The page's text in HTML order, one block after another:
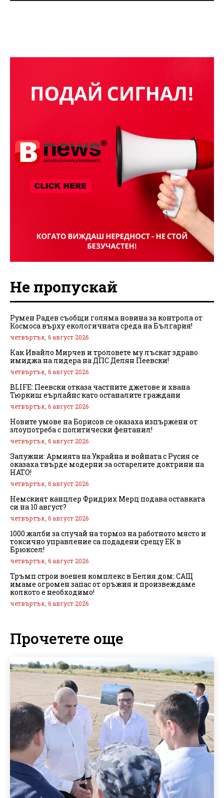
Не пропускай
Румен Радев съобщи голяма новина за контрола от
Космоса върху екологичната среда на България!
четвъртък, 6 август 2026
Как Ивайло Мирчев и троловете му лъскат здраво
имиджа на лидера на ДПС Делян Пеевски!
четвъртък, 6 август 2026
BLIFE: Пеевски отказа частните джетове и хвана
Тюркиш еърлайнс като останалите граждани
четвъртък, 6 август 2026
Новите умове на Борисов се оказаха изпържени от
злоупотреба с политически фентанил!
четвъртък, 6 август 2026
Залужни: Армията на Украйна и войната с Русия се
оказаха твърде модерни за остарелите доктрини на
НАТО!
четвъртък, 6 август 2026
Немският канцлер Фридрих Мерц подава оставката
си на 10 август?
четвъртък, 6 август 2026
1000 жалби за случай на тормоз на работното място и
токсично управление са подадени срещу ЕК в
Брюксел!
четвъртък, 6 август 2026
Тръмп строи военен комплекс в Белия дом: САЩ
имаме огромен запас от оръжия и произвеждаме
колкото е необходимо!
четвъртък, 6 август 2026
Прочетете още